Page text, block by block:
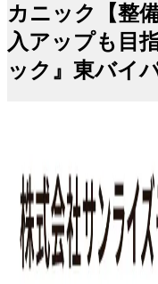
カニック【整
入アップも目
ック』東バイ